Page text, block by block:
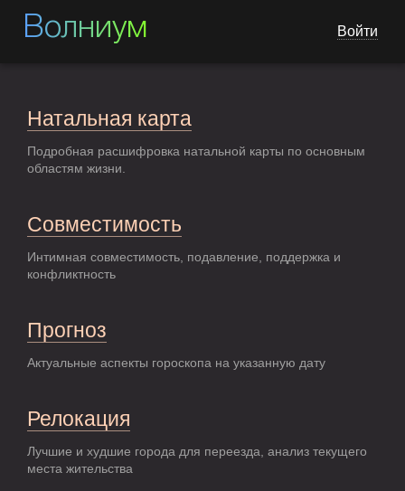
Волниум Войти
Натальная карта
Подробная расшифровка натальной карты по основным
областям жизни.
Совместимость
Интимная совместимость, подавление, поддержка и
конфликтность
Прогноз
Актуальные аспекты гороскопа на указанную дату
Релокация
Лучшие и худшие города для переезда, анализ текущего
места жительства